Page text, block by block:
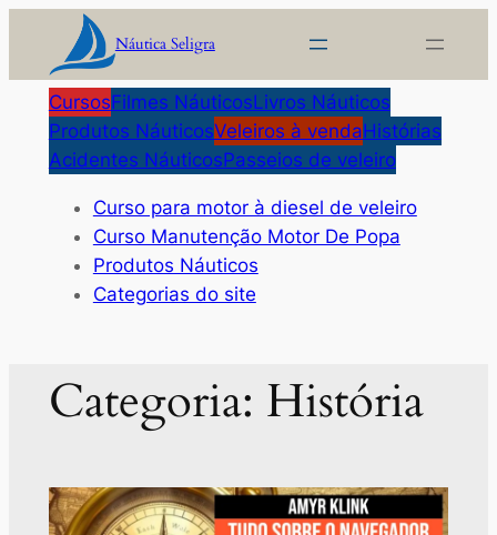
o
conteúdo
Náutica Seligra
CursosFilmes NáuticosLivros Náuticos
Produtos NáuticosVeleiros à vendaHistórias
Acidentes NáuticosPasseios de veleiro
Curso para motor à diesel de veleiro
Curso Manutenção Motor De Popa
Produtos Náuticos
Categorias do site
Categoria: História